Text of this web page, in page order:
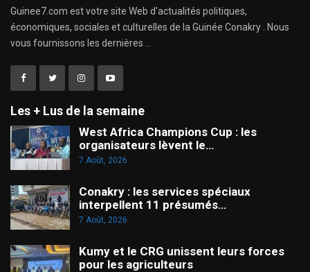
Guinee7.com est votre site Web d'actualités politiques,
économiques, sociales et culturelles de la Guinée Conakry . Nous
vous fournissons les dernières ...
Les + Lus de la semaine
West Africa Champions Cup : les
organisateurs lèvent le…
7 Août, 2026
Conakry : les services spéciaux
interpellent 11 présumés…
7 Août, 2026
Kumy et le CRG unissent leurs forces
pour les agriculteurs